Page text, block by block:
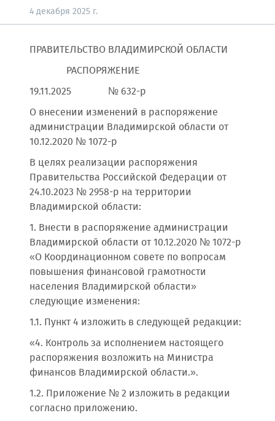
4 декабря 2025 г.
ПРАВИТЕЛЬСТВО ВЛАДИМИРСКОЙ ОБЛАСТИ
РАСПОРЯЖЕНИЕ
19.11.2025 № 632-р
О внесении изменений в распоряжение
администрации Владимирской области от
10.12.2020 № 1072-р
В целях реализации распоряжения
Правительства Российской Федерации от
24.10.2023 № 2958-р на территории
Владимирской области:
1. Внести в распоряжение администрации
Владимирской области от 10.12.2020 № 1072-р
«О Координационном совете по вопросам
повышения финансовой грамотности
населения Владимирской области»
следующие изменения:
1.1. Пункт 4 изложить в следующей редакции:
«4. Контроль за исполнением настоящего
распоряжения возложить на Министра
финансов Владимирской области.».
1.2. Приложение № 2 изложить в редакции
согласно приложению.